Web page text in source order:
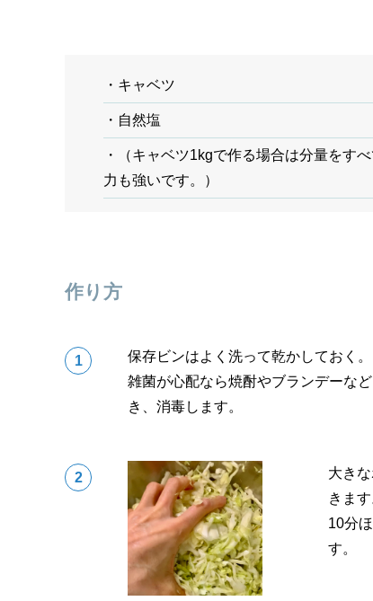
・キャベツ
・自然塩
・（キャベツ1kgで作る場合は分量をす
力も強いです。）
作り方
保存ビンはよく洗って乾かしておく。
雑菌が心配なら焼酎やブランデーな
き、消毒します。
大き
きます
10分
す。